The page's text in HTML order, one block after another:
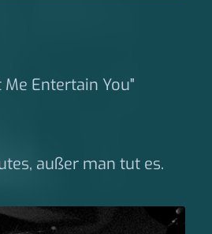
Entertain You"
außer man tut es.